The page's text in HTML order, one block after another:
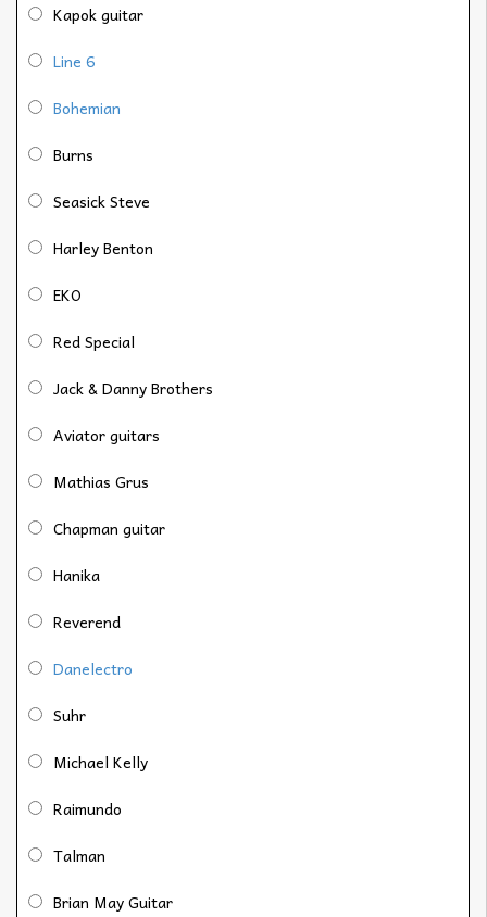
Kapok guitar
Line 6
Bohemian
Burns
Seasick Steve
Harley Benton
EKO
Red Special
Jack & Danny Brothers
Aviator guitars
Mathias Grus
Chapman guitar
Hanika
Reverend
Danelectro
Suhr
Michael Kelly
Raimundo
Talman
Brian May Guitar